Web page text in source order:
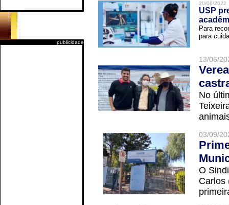
publicidade
20/06/2022
USP
Para
para
13/06/
No
03/09/
O
Carlos